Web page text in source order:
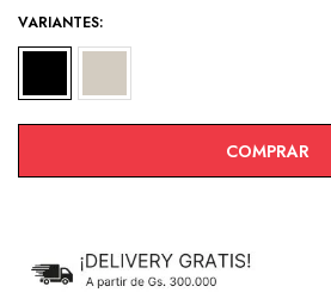
VARIANTES:
COMPRAR